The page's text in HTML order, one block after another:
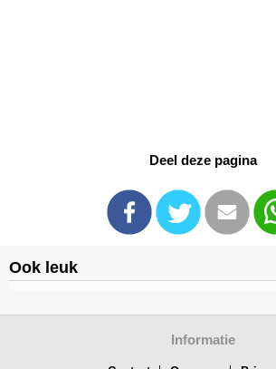
Deel deze pagina
Ook leuk
Informatie